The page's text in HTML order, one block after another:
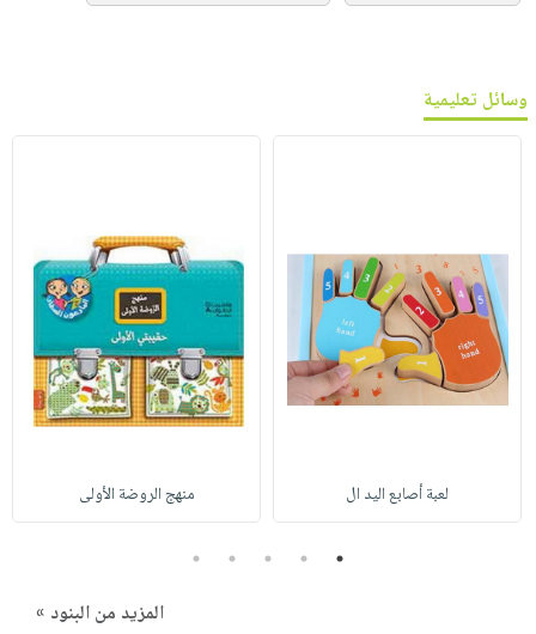
وسائل تعليمية
لعبة أصابع اليد ال منهج الروضة الأولى
1
2
3
4
5
المزيد من البنود »